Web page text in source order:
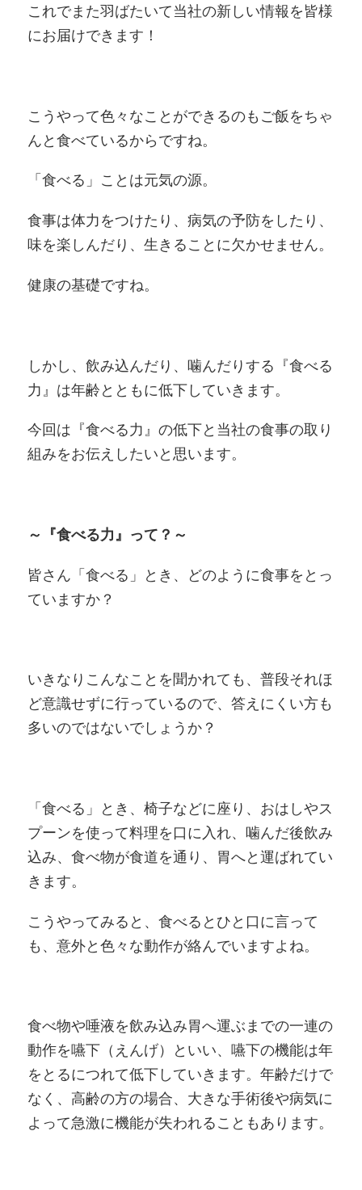
これでまた羽ばたいて当社の新しい情報を皆様
にお届けできます！
こうやって色々なことができるのもご飯をちゃ
んと食べているからですね。
「食べる」ことは元気の源。
食事は体力をつけたり、病気の予防をしたり、
味を楽しんだり、生きることに欠かせません。
健康の基礎ですね。
しかし、飲み込んだり、噛んだりする『食べる
力』は年齢とともに低下していきます。
今回は『食べる力』の低下と当社の食事の取り
組みをお伝えしたいと思います。
～『食べる力』って？～
皆さん「食べる」とき、どのように食事をとっ
ていますか？
いきなりこんなことを聞かれても、普段それほ
ど意識せずに行っているので、答えにくい方も
多いのではないでしょうか？
「食べる」とき、椅子などに座り、おはしやス
プーンを使って料理を口に入れ、噛んだ後飲み
込み、食べ物が食道を通り、胃へと運ばれてい
きます。
こうやってみると、食べるとひと口に言って
も、意外と色々な動作が絡んでいますよね。
食べ物や唾液を飲み込み胃へ運ぶまでの一連の
動作を嚥下（えんげ）といい、嚥下の機能は年
をとるにつれて低下していきます。年齢だけで
なく、高齢の方の場合、大きな手術後や病気に
よって急激に機能が失われることもあります。